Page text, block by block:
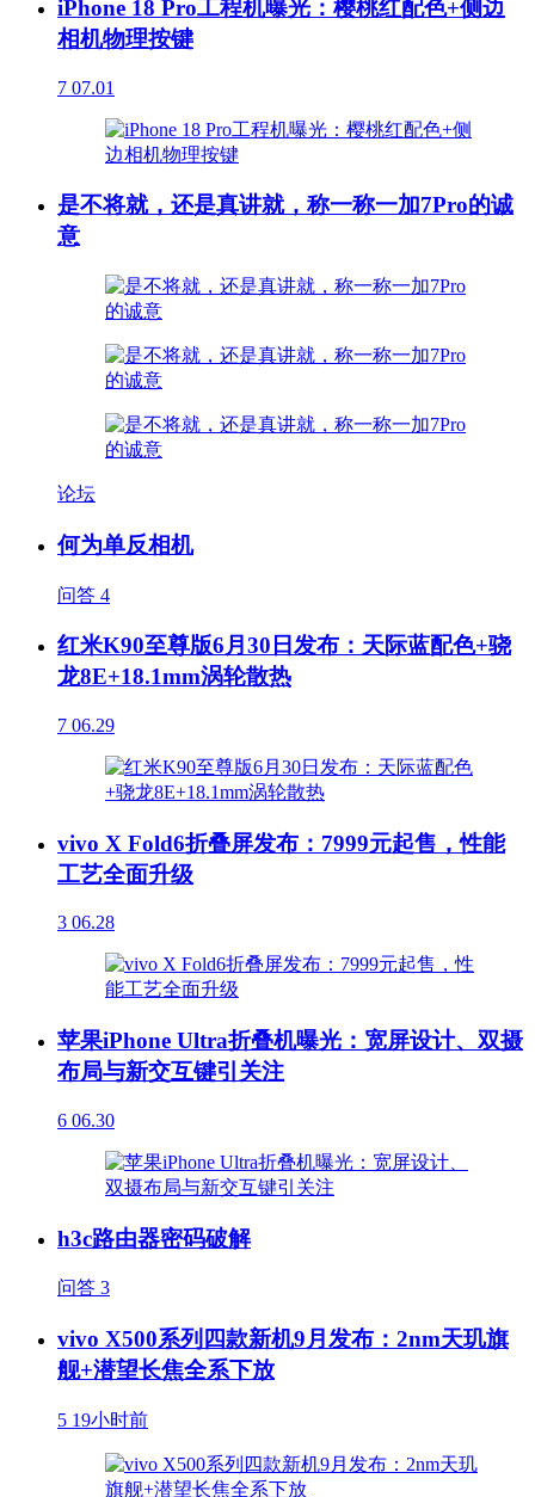
iPhone 18 Pro工程机曝光：樱桃红配色+侧边
相机物理按键
7 07.01
是不将就，还是真讲就，称一称一加7Pro的诚
意
论坛
何为单反相机
问答 4
红米K90至尊版6月30日发布：天际蓝配色+骁
龙8E+18.1mm涡轮散热
7 06.29
vivo X Fold6折叠屏发布：7999元起售，性能
工艺全面升级
3 06.28
苹果iPhone Ultra折叠机曝光：宽屏设计、双摄
布局与新交互键引关注
6 06.30
h3c路由器密码破解
问答 3
vivo X500系列四款新机9月发布：2nm天玑旗
舰+潜望长焦全系下放
5 19小时前